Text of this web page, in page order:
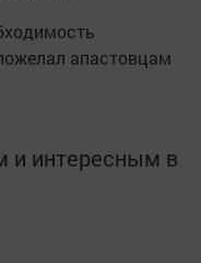
апастовцам
интересным в